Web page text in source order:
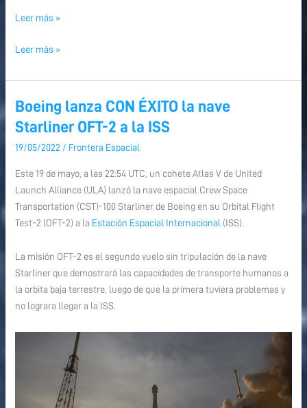
Leer más »
Leer más »
Boeing lanza CON ÉXITO la nave
Starliner OFT-2 a la ISS
19/05/2022 / Frontera Espacial
Este 19 de mayo, a las 22:54 UTC, un cohete Atlas V de United
Launch Alliance (ULA) lanzó la nave espacial Crew Space
Transportation (CST)-100 Starliner de Boeing en su Orbital Flight
Test-2 (OFT-2) a la Estación Espacial Internacional (ISS).
La misión OFT-2 es el segundo vuelo sin tripulación de la nave
Starliner que demostrará las capacidades de transporte humanos a
la orbita baja terrestre, luego de que la primera tuviera problemas y
no lograra llegar a la ISS.
Boeing
lanza
ÉXITO
la
nave
Starliner
OFT-
a
la
ISS
Boeing
lanza
ÉXITO
la
nave
Starliner
OFT-
a
la
ISS